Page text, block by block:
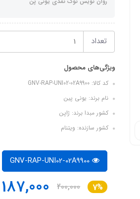
تعداد
ویژگی‌های محصول
کد کالا: GNV-RAP-UNI02-02A9900
نام برند: یونی پین
کشور مبدا برند: ژاپن
کشور سازنده: ویتنام
GNV-RAP-UNI02-02A9900
7%
200,000
187,000